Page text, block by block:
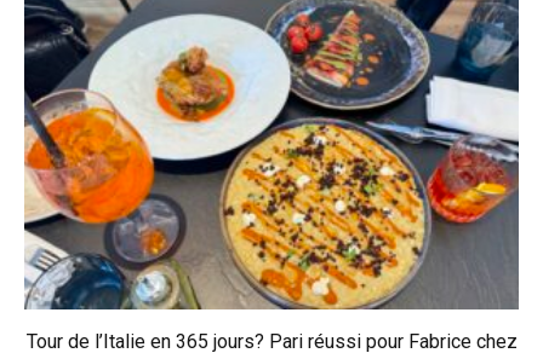
Tour de l’Italie en 365 jours? Pari réussi pour Fabrice chez